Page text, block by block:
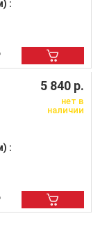
:
:
5 840 р.
нет в
наличии